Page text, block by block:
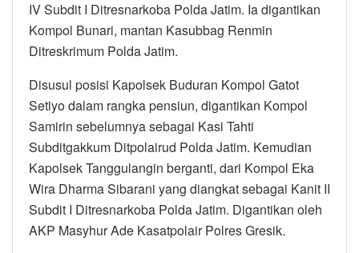
IV Subdit I Ditresnarkoba Polda Jatim. Ia digantikan
Kompol Bunari, mantan Kasubbag Renmin
Ditreskrimum Polda Jatim.
Disusul posisi Kapolsek Buduran Kompol Gatot
Setiyo dalam rangka pensiun, digantikan Kompol
Samirin sebelumnya sebagai Kasi Tahti
Subditgakkum Ditpolairud Polda Jatim. Kemudian
Kapolsek Tanggulangin berganti, dari Kompol Eka
Wira Dharma Sibarani yang diangkat sebagai Kanit II
Subdit I Ditresnarkoba Polda Jatim. Digantikan oleh
AKP Masyhur Ade Kasatpolair Polres Gresik.